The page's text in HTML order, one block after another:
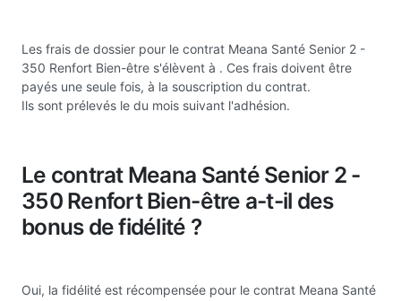
Les frais de dossier pour le contrat Meana Santé Senior 2 -
350 Renfort Bien-être s'élèvent à . Ces frais doivent être
payés une seule fois, à la souscription du contrat.
Ils sont prélevés le du mois suivant l'adhésion.
Le contrat Meana Santé Senior 2 -
350 Renfort Bien-être a-t-il des
bonus de fidélité ?
Oui, la fidélité est récompensée pour le contrat Meana Santé